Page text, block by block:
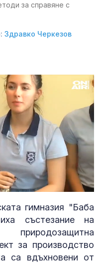
за справяне с
Здравко Черкезов
гимназия "Баба
състезание на
за производство
са вдъхновени от